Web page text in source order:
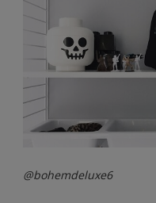
@bohemdeluxe6